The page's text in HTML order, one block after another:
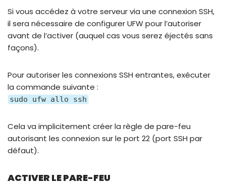
Si vous accédez à votre serveur via une connexion SSH,
il sera nécessaire de configurer UFW pour l’autoriser
avant de l’activer (auquel cas vous serez éjectés sans
façons).
Pour autoriser les connexions SSH entrantes, exécuter
la commande suivante :
sudo ufw allo ssh
Cela va implicitement créer la règle de pare-feu
autorisant les connexion sur le port 22 (port SSH par
défaut).
ACTIVER LE PARE-FEU